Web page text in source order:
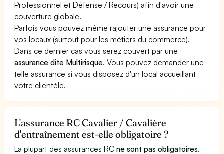
Professionnel et Défense / Recours) afin d'avoir une
couverture globale.
Parfois vous pouvez même rajouter une assurance pour
vos locaux (surtout pour les métiers du commerce).
Dans ce dernier cas vous serez couvert par une
assurance dite Multirisque. Vous pouvez demander une
telle assurance si vous disposez d'un local accueillant
votre clientèle.
L'assurance RC Cavalier / Cavalière
d'entraînement est-elle obligatoire ?
La plupart des assurances RCne sont pas obligatoires.